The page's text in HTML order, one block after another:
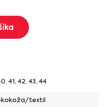
, 41, 42, 43, 44
textil